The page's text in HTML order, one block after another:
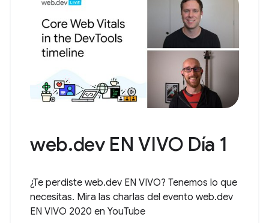
web.dev EN VIVO Día 1
¿Te perdiste web.dev EN VIVO? Tenemos lo que
necesitas. Mira las charlas del evento web.dev
EN VIVO 2020 en YouTube